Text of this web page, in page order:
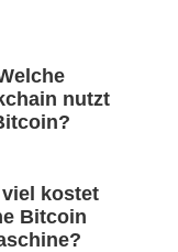
nutzt
kostet
Bitcoin